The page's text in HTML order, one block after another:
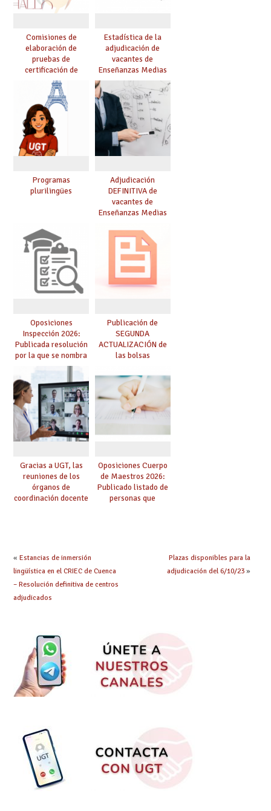
Comisiones de
elaboración de
pruebas de
certificación de
competencia
lingüística: publicada
resolución definitiva
Estadística de la
adjudicación de
vacantes de
Enseñanzas Medias
para el curso 26/27
Programas
plurilingües
Adjudicación
DEFINITIVA de
vacantes de
Enseñanzas Medias
Oposiciones
Inspección 2026:
Publicada resolución
por la que se nombra
funcionarios/as en
prácticas, se regulan
dichas prácticas y se
convoca acto público
de adjudicación
Publicación de
SEGUNDA
ACTUALIZACIÓN de
las bolsas
Cuerpo de Maestros
de especialidades
convocadas a
oposición
Gracias a UGT, las
reuniones de los
órganos de
coordinación docente
centro
Oposiciones Cuerpo
de Maestros 2026:
Publicado listado de
personas que
« Estancias de inmersión
lingüística en el CRIEC de Cuenca
– Resolución definitiva de centros
adjudicados
Plazas disponibles para la
adjudicación del 6/10/23»